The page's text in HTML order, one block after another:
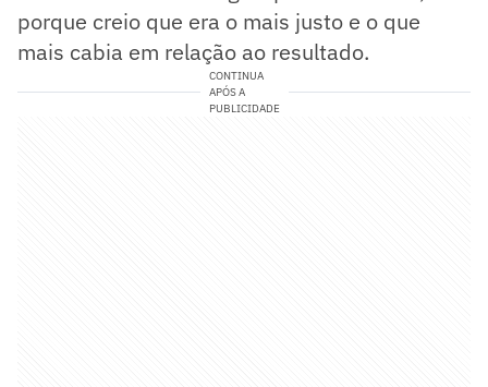
porque creio que era o mais justo e o que
mais cabia em relação ao resultado.
CONTINUA
APÓS A
PUBLICIDADE